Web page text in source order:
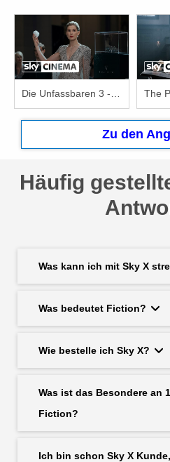
The
Zu den
Häufig
Was kann ich mit Sky X
Was bedeutet Fiction?
Wie bestelle ich Sky X?
Was ist das Besondere an
Fiction?
Ich bin schon Sky X